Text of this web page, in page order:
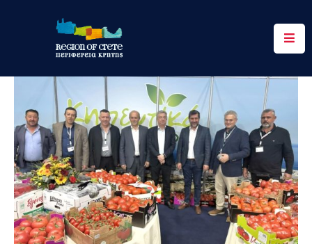
Περιφέρεια
Ενημέρωση
Έργα
&
Δράσεις
Ψηφιακές
Υπηρεσίες
Επικοινωνία